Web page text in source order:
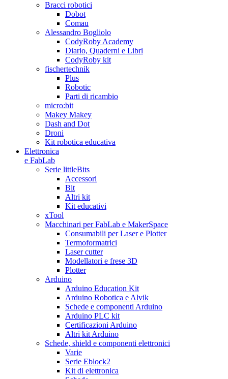
Bracci robotici
Dobot
Comau
Alessandro Bogliolo
CodyRoby Academy
Diario, Quaderni e Libri
CodyRoby kit
fischertechnik
Plus
Robotic
Parti di ricambio
micro:bit
Makey Makey
Dash and Dot
Droni
Kit robotica educativa
Elettronica
e FabLab
Serie littleBits
Accessori
Bit
Altri kit
Kit educativi
xTool
Macchinari per FabLab e MakerSpace
Consumabili per Laser e Plotter
Termoformatrici
Laser cutter
Modellatori e frese 3D
Plotter
Arduino
Arduino Education Kit
Arduino Robotica e Alvik
Schede e componenti Arduino
Arduino PLC kit
Certificazioni Arduino
Altri kit Arduino
Schede, shield e componenti elettronici
Varie
Serie Eblock2
Kit di elettronica